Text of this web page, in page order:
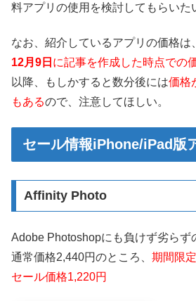
料アプリの使用を検討してもらいた
なお、紹介しているアプリの価格は
12月9日 に記事を作成した時点での
以降、もしかすると数分後には価格
もあるので、注意してほしい。
セール情報iPhone/iPad版
Affinity Photo
Adobe Photoshopにも負けず劣らず
通常価格2,440円のところ、 期間限
セール価格1,220円